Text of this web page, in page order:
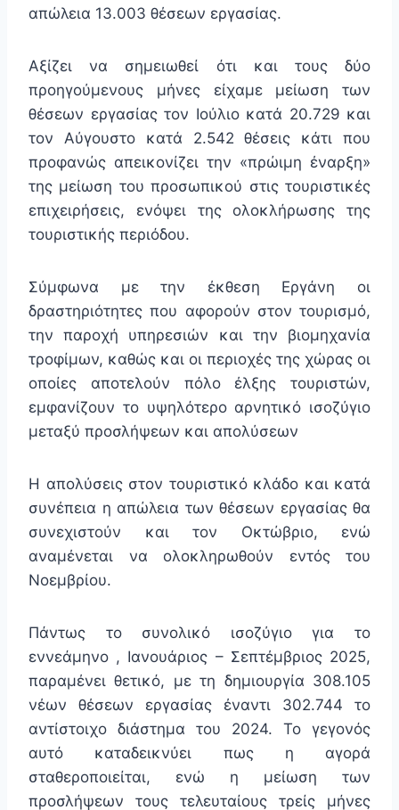
απώλεια 13.003 θέσεων εργασίας.
Αξίζει να σημειωθεί ότι και τους δύο
προηγούμενους μήνες είχαμε μείωση των
θέσεων εργασίας τον Ιούλιο κατά 20.729 και
τον Αύγουστο κατά 2.542 θέσεις κάτι που
προφανώς απεικονίζει την «πρώιμη έναρξη»
της μείωση του προσωπικού στις τουριστικές
επιχειρήσεις, ενόψει της ολοκλήρωσης της
τουριστικής περιόδου.
Σύμφωνα με την έκθεση Εργάνη οι
δραστηριότητες που αφορούν στον τουρισμό,
την παροχή υπηρεσιών και την βιομηχανία
τροφίμων, καθώς και οι περιοχές της χώρας οι
οποίες αποτελούν πόλο έλξης τουριστών,
εμφανίζουν το υψηλότερο αρνητικό ισοζύγιο
μεταξύ προσλήψεων και απολύσεων
Η απολύσεις στον τουριστικό κλάδο και κατά
συνέπεια η απώλεια των θέσεων εργασίας θα
συνεχιστούν και τον Οκτώβριο, ενώ
αναμένεται να ολοκληρωθούν εντός του
Νοεμβρίου.
Πάντως το συνολικό ισοζύγιο για το
εννεάμηνο , Ιανουάριος – Σεπτέμβριος 2025,
παραμένει θετικό, με τη δημιουργία 308.105
νέων θέσεων εργασίας έναντι 302.744 το
αντίστοιχο διάστημα του 2024. Το γεγονός
αυτό καταδεικνύει πως η αγορά
σταθεροποιείται, ενώ η μείωση των
προσλήψεων τους τελευταίους τρείς μήνες